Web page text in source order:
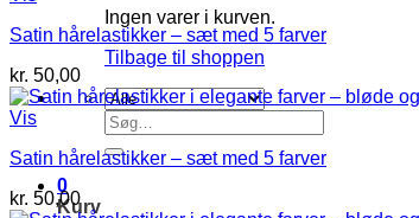
Ingen varer i kurven.
Tilbage til shoppen
Søg
efter:
0
Kurv
Satin hårelastikker – sæt med 5 farver
kr. 50,00
Vis
Satin hårelastikker – sæt med 5 farver
kr. 50,00